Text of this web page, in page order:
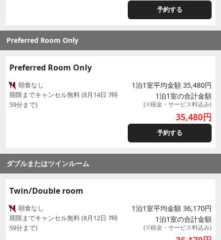
予約する
Preferred Room Only
Preferred Room Only
朝食なし
期限までキャンセル無料 (8月14日 7時
59分まで)
1泊1室平均金額 35,480円
1泊1室の合計金額
(※税金・サービス料込み)
35,480円
予約する
ダブルまたはツインルーム
Twin/Double room
朝食なし
期限までキャンセル無料 (8月12日 7時
59分まで)
1泊1室平均金額 36,170円
1泊1室の合計金額
(※税金・サービス料込み)